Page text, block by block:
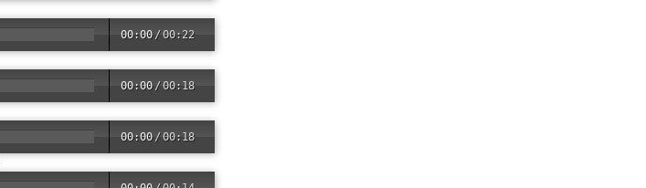
00:00 /00:22
00:00 /00:18
00:00 /00:18